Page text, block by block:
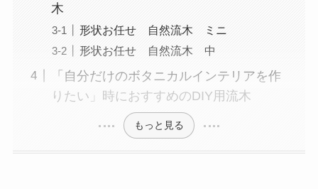
木
形状お任せ 自然流木 ミニ
形状お任せ 自然流木 中
「自分だけのボタニカルインテリアを作
りたい」時におすすめのDIY用流木
もっと見る